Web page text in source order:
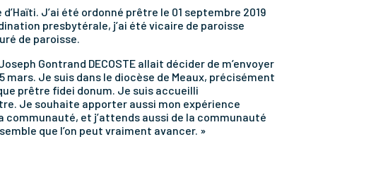
d’Haïti. J’ai été ordonné prêtre le 01 septembre 2019
presbytérale, j’ai été vicaire de paroisse
de paroisse.
Gontrand DECOSTE allait décider de m’envoyer
mars. Je suis dans le diocèse de Meaux, précisément
prêtre fidei donum. Je suis accueilli
Je souhaite apporter aussi mon expérience
et j’attends aussi de la communauté
que l’on peut vraiment avancer. »